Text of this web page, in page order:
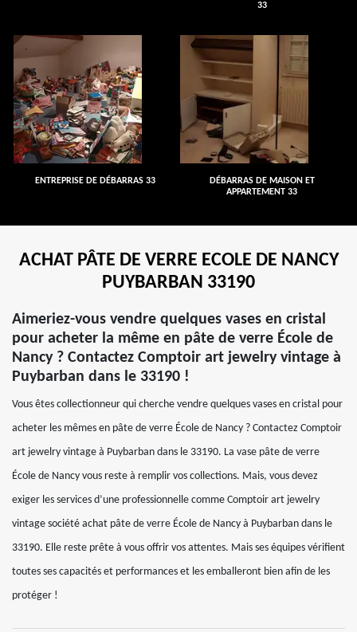
33
ENTREPRISE DE DÉBARRAS 33
DÉBARRAS DE MAISON ET
APPARTEMENT 33
ACHAT PÂTE DE VERRE ECOLE DE NANCY
PUYBARBAN 33190
Aimeriez-vous vendre quelques vases en cristal
pour acheter la même en pâte de verre École de
Nancy ? Contactez Comptoir art jewelry vintage à
Puybarban dans le 33190 !
Vous êtes collectionneur qui cherche vendre quelques vases en cristal pour
acheter les mêmes en pâte de verre École de Nancy ? Contactez Comptoir
art jewelry vintage à Puybarban dans le 33190. La vase pâte de verre
École de Nancy vous reste à remplir vos collections. Mais, vous devez
exiger les services d’une professionnelle comme Comptoir art jewelry
vintage société achat pâte de verre École de Nancy à Puybarban dans le
33190. Elle reste prête à vous offrir vos attentes. Mais ses équipes vérifient
toutes ses capacités et performances et les emballeront bien afin de les
protéger !